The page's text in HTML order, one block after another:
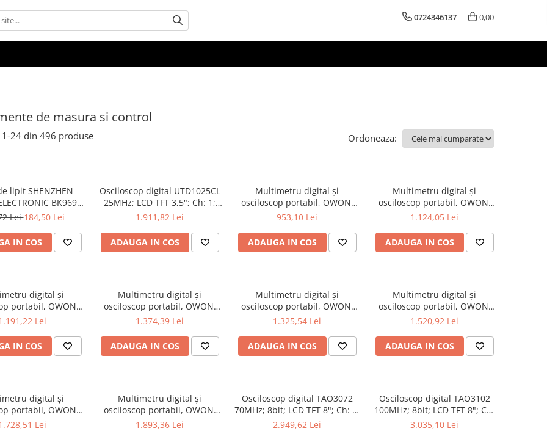
0724346137 0,00
de masura si control
1-24 din 496 produse Ordoneaza:
lipit SHENZHEN
BK969,
control analogic,
Lei184,50 Lei
IN COS
Osciloscop digital UTD1025CL
25MHz; LCD TFT 3,5"; Ch: 1;
250Msps; 12kpts compatibil
1.911,82 Lei
ADAUGA IN COS
Multimetru digital și
osciloscop portabil, OWON,
HDS242, 200mV-1kV, 200mA-
953,10 Lei
ADAUGA IN COS
Multimetru digital și
osciloscop portabil, OWON,
HDS242S, 200mV-1kV, 200mA-
1.124,05 Lei
ADAUGA IN COS
digital și
portabil, OWON,
200mV-1kV, 200mA-
Lei
IN COS
Multimetru digital și
osciloscop portabil, OWON,
HDS272S, 200mV-1kV, 200mA-
1.374,39 Lei
ADAUGA IN COS
Multimetru digital și
osciloscop portabil, OWON,
HDS2102, 200mV-1kV, 200mA-
1.325,54 Lei
ADAUGA IN COS
Multimetru digital și
osciloscop portabil, OWON,
HDS2102S, 200mV-1kV,
1.520,92 Lei
ADAUGA IN COS
digital și
portabil, OWON,
200mV-1kV, 200mA-
Lei
Multimetru digital și
osciloscop portabil, OWON,
HDS2202S, 200mV-1kV,
1.893,36 Lei
Osciloscop digital TAO3072
70MHz; 8bit; LCD TFT 8"; Ch: 2;
1Gsps; 40Mpts sustinand
2.949,62 Lei
Osciloscop digital TAO3102
100MHz; 8bit; LCD TFT 8"; Ch:
2; 1Gsps; 40Mpts pentru a
3.035,10 Lei